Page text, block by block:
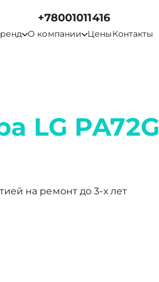
+78001011416
О компании ЦеныКонтакты
LG PA72G
на ремонт до 3-х лет